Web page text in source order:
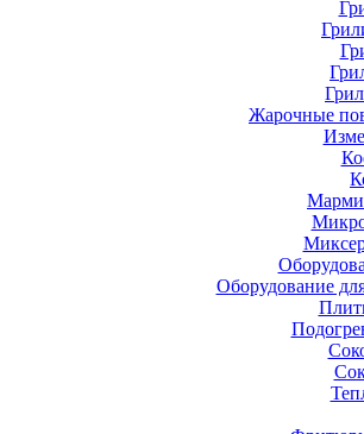
Жарочные
Оборудование